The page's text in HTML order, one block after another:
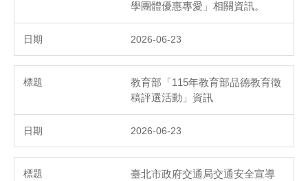
學團體優惠專愛」相關資訊。
2026-06-23
教育部「115年教育部品德教育徵
稿評選活動」資訊
2026-06-23
臺北市政府交通局交通安全宣導